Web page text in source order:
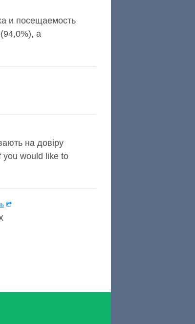
и посещаемость
а
на довіру
you would like to